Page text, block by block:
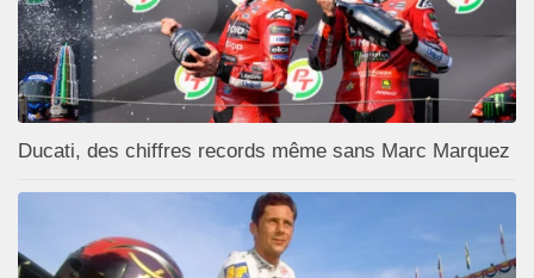
Ducati, des chiffres records même sans Marc Marquez